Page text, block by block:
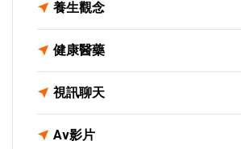
養生觀念
健康醫藥
視訊聊天
Av影片